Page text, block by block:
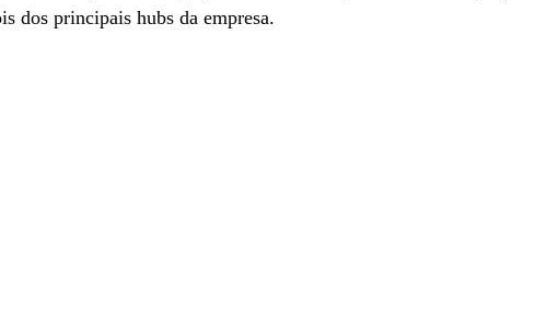
dos principais hubs da empresa.